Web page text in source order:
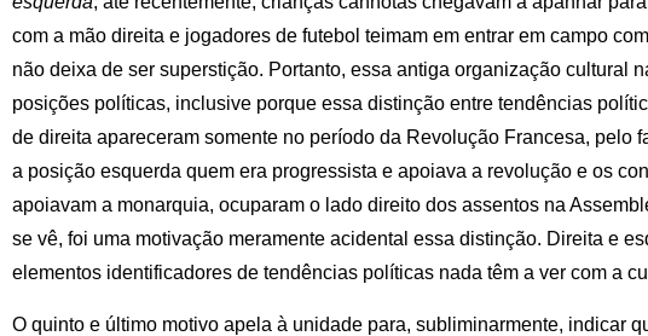
com a mão direita e jogadores de futebol teimam em entrar em campo
não deixa de ser superstição. Portanto, essa antiga organização cultural
posições políticas, inclusive porque essa distinção entre tendências
de direita apareceram somente no período da Revolução Francesa, pelo
a posição esquerda quem era progressista e apoiava a revolução e os
apoiavam a monarquia, ocuparam o lado direito dos assentos na
se vê, foi uma motivação meramente acidental essa distinção. Direita e
elementos identificadores de tendências políticas nada têm a ver com a
O quinto e último motivo apela à unidade para, subliminarmente, indicar